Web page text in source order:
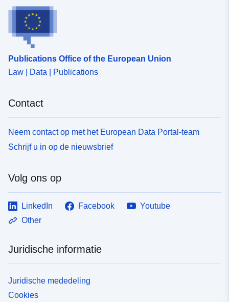
Publications Office of the European Union
Law | Data | Publications
Contact
Neem contact op met het European Data Portal-team
Schrijf u in op de nieuwsbrief
Volg ons op
LinkedIn Facebook
Youtube
Other
Juridische informatie
Juridische mededeling
Cookies